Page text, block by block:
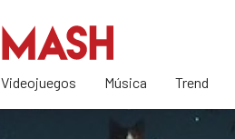
Videojuegos Música Trend